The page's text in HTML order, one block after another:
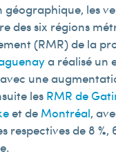
géographique, les
des six régions
(RMR) de la
a réalisé un
une
les RMR de
et de Montréal,
respectives de 8 %,